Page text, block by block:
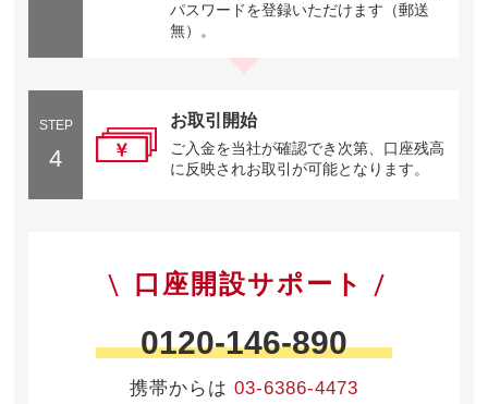
パスワードを登録いただけます（郵送
無）。
STEP
4
お取引開始
ご入金を当社が確認でき次第、口座残高
に反映されお取引が可能となります。
口座開設サポート
0120-146-890
携帯からは 03-6386-4473